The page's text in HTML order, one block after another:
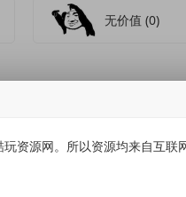
无价值(0)
资源网。所以资源均来自互